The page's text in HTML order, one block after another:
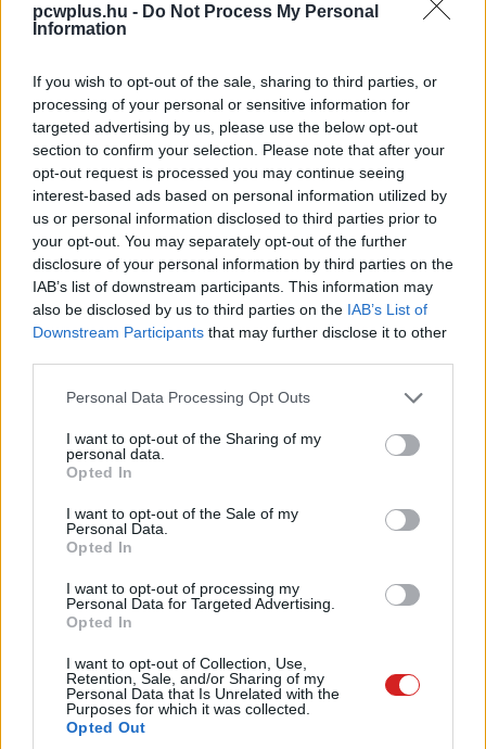
pcwplus.hu - Do Not Process My Personal
Information
If you wish to opt-out of the sale, sharing to third parties, or
processing of your personal or sensitive information for
targeted advertising by us, please use the below opt-out
section to confirm your selection. Please note that after your
opt-out request is processed you may continue seeing
interest-based ads based on personal information utilized by
us or personal information disclosed to third parties prior to
your opt-out. You may separately opt-out of the further
disclosure of your personal information by third parties on the
IAB’s list of downstream participants. This information may
also be disclosed by us to third parties on the IAB’s List of
Downstream Participants that may further disclose it to other
Please note that this website/app uses one or more Google
not limited to your visit or usage behaviour. You may click to
grant or deny consent to Google and its third-party tags to
use your data for below specified purposes in below Google
consent section.
Personal Data Processing Opt Outs
I want to opt-out of the Sharing of my
personal data.
Opted In
I want to opt-out of the Sale of my
Personal Data.
Opted In
I want to opt-out of processing my
Personal Data for Targeted Advertising.
Opted In
I want to opt-out of Collection, Use,
Retention, Sale, and/or Sharing of my
Personal Data that Is Unrelated with the
Purposes for which it was collected.
Opted Out
Az LGA2011-3 socketes MSI X99A Gaming Pro Carbon
természetesen támogatást kínál az új Intel Broadwell-E
processzorokhoz is. Az alaplap pontos specifikációi
olvashatóak, a piacra kerülésének idejét és várható árát
egyelőre nem árulta el a gyártó.
(Forrás:Tom's Hardware)
Pulzusméréssel segíti a biztonságos mozgást az új
balatoni kardioösvény (X)
Balatonalmádiban.
#alaplap
#u.2 #m.2 #ddr4 #broadwell-e
#játék
#hardver